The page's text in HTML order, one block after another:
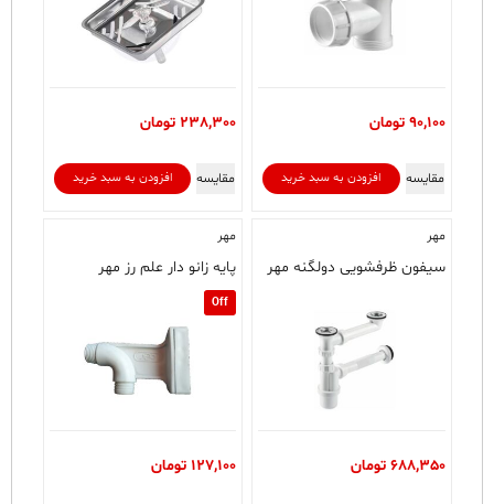
90,100 تومان
افزودن به سبد خرید مقایسه
238,300 تومان
افزودن به سبد خرید مقایسه
مهر
سیفون ظرفشویی دولگنه مهر
688,350 تومان
مهر
پایه زانو دار علم رز مهر
Off
127,100 تومان